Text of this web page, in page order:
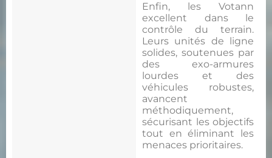
Enfin, les Votann
excellent dans le
contrôle du terrain.
Leurs unités de ligne
solides, soutenues par
des exo-armures
lourdes et des
véhicules robustes,
avancent
méthodiquement,
sécurisant les objectifs
tout en éliminant les
menaces prioritaires.